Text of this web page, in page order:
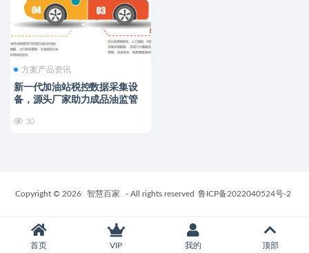
方案产品资讯
新一代加油站税控数据采集设
备，源头厂家助力成品油监管
30
Copyright © 2026 智慧百家 - All rights reserved 鲁ICP备2022040524号-2
首页 VIP 我的 顶部